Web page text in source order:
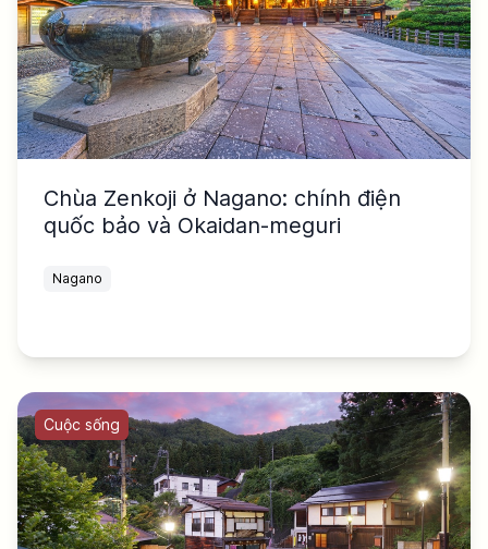
Chùa Zenkoji ở Nagano: chính điện
quốc bảo và Okaidan-meguri
Nagano
Cuộc sống